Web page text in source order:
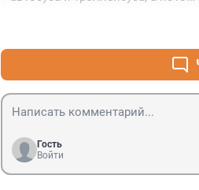
таксист с объявлением - 100
автобусы и троллейбусы с
и пешочком можно пройтись, и
Гость
Войти